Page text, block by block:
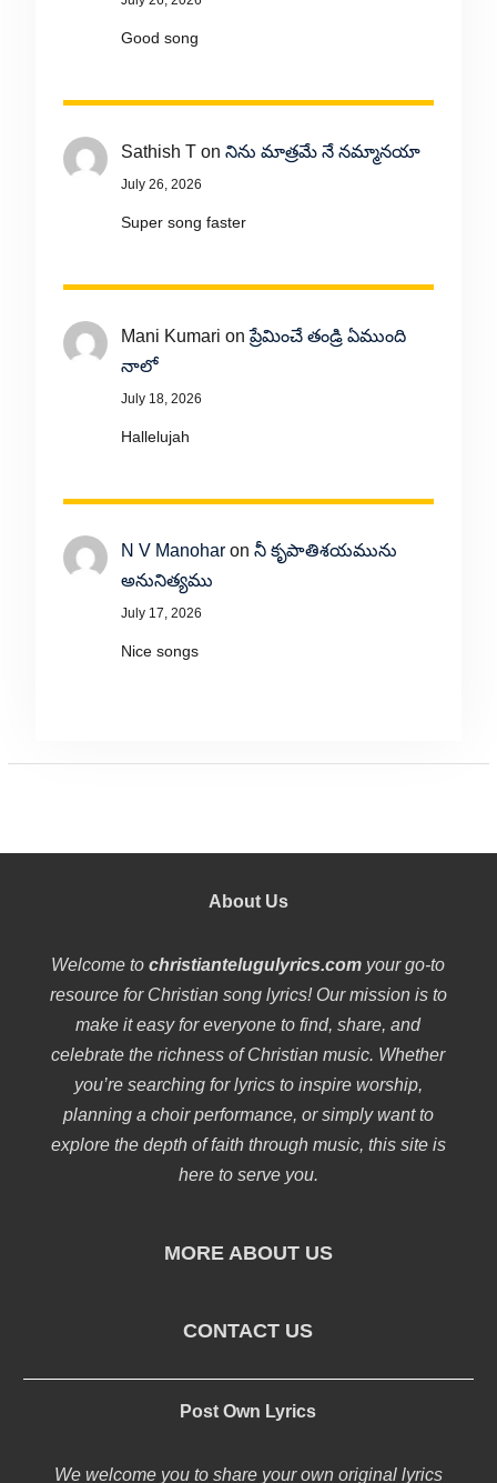
Good song
Sathish Ton నిను మాత్రమే నే నమ్మానయా
July 26, 2026
Super song faster
Mani Kumari onప్రేమించే తండ్రి ఏముంది
నాలో
July 18, 2026
Hallelujah
N V Manoharon నీ కృపాతిశయమును
అనునిత్యము
July 17, 2026
Nice songs
About Us
Welcome tochristiantelugulyrics.com your go-to
resource for Christian song lyrics! Our mission is to
make it easy for everyone to find, share, and
celebrate the richness of Christian music. Whether
you’re searching for lyrics to inspire worship,
planning a choir performance, or simply want to
explore the depth of faith through music, this site is
here to serve you.
MORE ABOUT US
CONTACT US
Post Own Lyrics
We welcome you to share your own original lyrics